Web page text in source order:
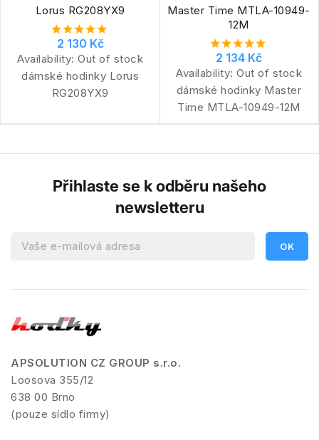
Lorus RG208YX9
2 130 Kč
Availability: Out of stock
dámské hodinky Lorus
RG208YX9
Master Time MTLA-10949-
12M
2 134 Kč
Availability: Out of stock
dámské hodinky Master
Time MTLA-10949-12M
Přihlaste se k odběru našeho
newsletteru
APSOLUTION CZ GROUP s.r.o.
Loosova 355/12
638 00 Brno
(pouze sídlo firmy)